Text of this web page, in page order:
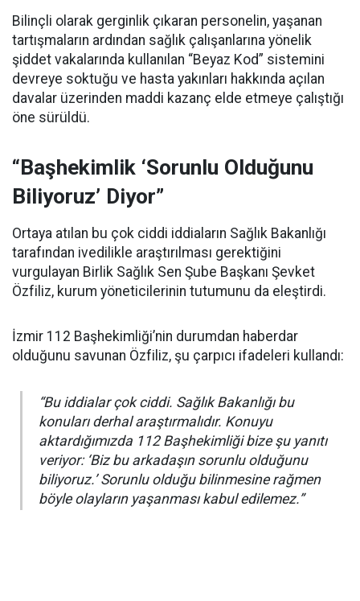
Bilinçli olarak gerginlik çıkaran personelin, yaşanan
tartışmaların ardından sağlık çalışanlarına yönelik
şiddet vakalarında kullanılan “Beyaz Kod” sistemini
devreye soktuğu ve hasta yakınları hakkında açılan
davalar üzerinden maddi kazanç elde etmeye çalıştığı
öne sürüldü.
“Başhekimlik ‘Sorunlu Olduğunu
Biliyoruz’ Diyor”
Ortaya atılan bu çok ciddi iddiaların Sağlık Bakanlığı
tarafından ivedilikle araştırılması gerektiğini
vurgulayan Birlik Sağlık Sen Şube Başkanı Şevket
Özfiliz, kurum yöneticilerinin tutumunu da eleştirdi.
İzmir 112 Başhekimliği’nin durumdan haberdar
olduğunu savunan Özfiliz, şu çarpıcı ifadeleri kullandı:
“Bu iddialar çok ciddi. Sağlık Bakanlığı bu
konuları derhal araştırmalıdır. Konuyu
aktardığımızda 112 Başhekimliği bize şu yanıtı
veriyor: ‘Biz bu arkadaşın sorunlu olduğunu
biliyoruz.’ Sorunlu olduğu bilinmesine rağmen
böyle olayların yaşanması kabul edilemez.”